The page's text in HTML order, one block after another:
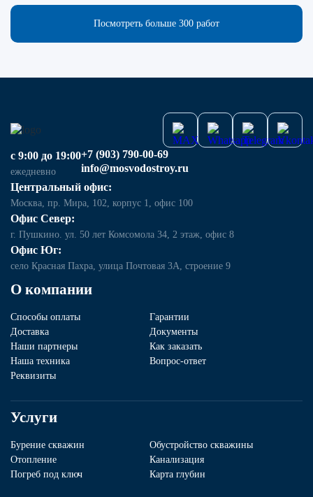
Посмотреть больше 300 работ
О компании
Способы оплаты
Гарантии
Доставка
Документы
Наши партнеры
Как заказать
Наша техника
Вопрос-ответ
Реквизиты
Услуги
Бурение скважин
Обустройство скважины
Отопление
Канализация
Погреб под ключ
Карта глубин
с 9:00 до 19:00
ежедневно
+7 (903) 790-00-69
info@mosvodostroy.ru
Центральный офис:
Москва, пр. Мира, 102, корпус 1, офис 100
Офис Север:
г. Пушкино. ул. 50 лет Комсомола 34, 2 этаж, офис 8
Офис Юг:
село Красная Пахра, улица Почтовая 3А, строение 9